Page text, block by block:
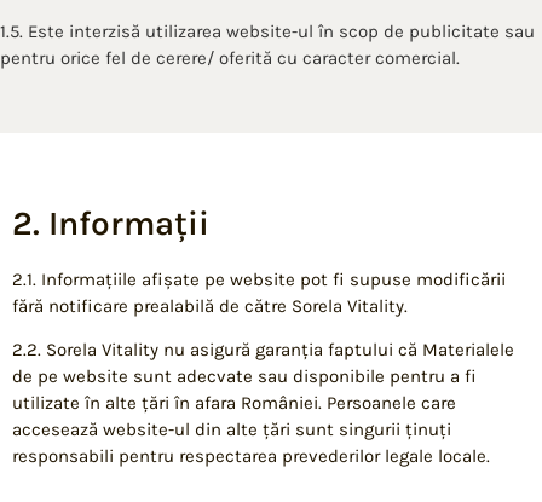
1.5. Este interzisă utilizarea website-ul în scop de publicitate sau
pentru orice fel de cerere/ oferită cu caracter comercial.
2. Informații
2.1. Informațiile afișate pe website pot fi supuse modificării
fără notificare prealabilă de către Sorela Vitality.
2.2. Sorela Vitality nu asigură garanția faptului că Materialele
de pe website sunt adecvate sau disponibile pentru a fi
utilizate în alte țări în afara României. Persoanele care
accesează website-ul din alte țări sunt singurii ținuți
responsabili pentru respectarea prevederilor legale locale.